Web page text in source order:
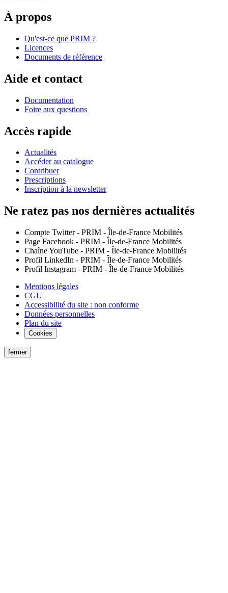
À propos
Qu'est-ce que PRIM ?
Licences
Documents de référence
Aide et contact
Documentation
Foire aux questions
Accès rapide
Actualités
Accéder au catalogue
Contribuer
Prescriptions
Inscription à la newsletter
Ne ratez pas nos dernières actualités
Compte Twitter - PRIM - Île-de-France Mobilités
Page Facebook - PRIM - Île-de-France Mobilités
Chaîne YouTube - PRIM - Île-de-France Mobilités
Profil LinkedIn - PRIM - Île-de-France Mobilités
Profil Instagram - PRIM - Île-de-France Mobilités
Mentions légales
CGU
Accessibilité du site : non conforme
Données personnelles
Plan du site
Cookies
fermer